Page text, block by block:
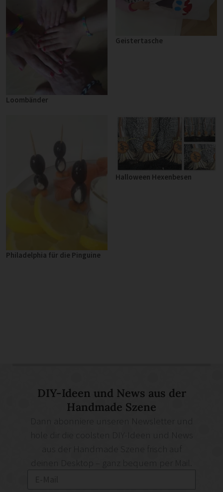
Loombänder
Geistertasche
Philadelphia für die Pinguine
Halloween Hexenbesen
DIY-Ideen und News aus der
Handmade Szene
deinen Desktop – ganz bequem per Mail.